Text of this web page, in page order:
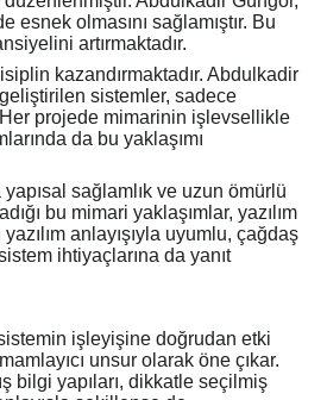
olmasını sağlamıştır. Bu
artırmaktadır.
kazandırmaktadır. Abdulkadir
sistemler, sadece
projede mimarinin işlevsellikle
da bu yaklaşımı
sağlamlık ve uzun ömürlü
bu mimari yaklaşımlar, yazılım
anlayışıyla uyumlu, çağdaş
ihtiyaçlarına da yanıt
işleyişine doğrudan etki
unsur olarak öne çıkar.
bilgi yapıları, dikkatle seçilmiş